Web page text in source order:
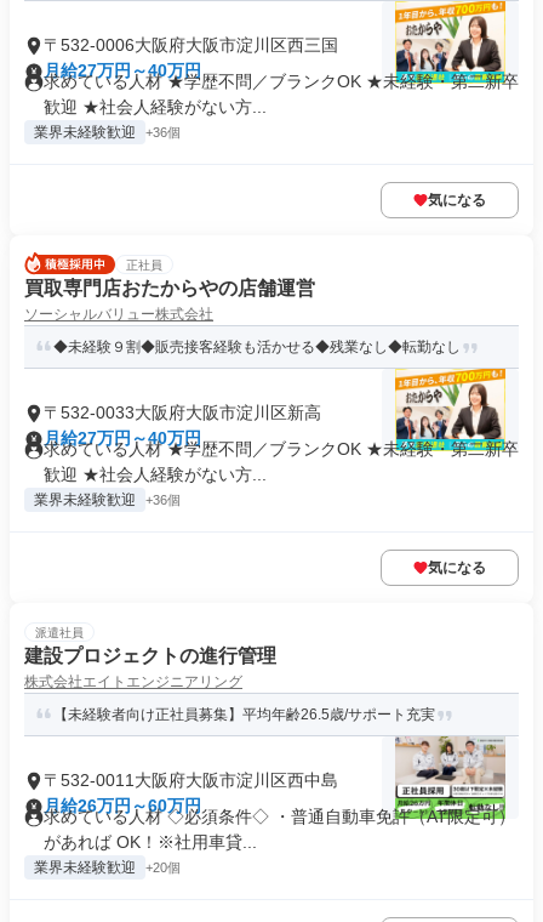
〒532-0006大阪府大阪市淀川区西三国
月給27万円～40万円
求めている人材 ★学歴不問／ブランクOK ★未経験・第二新卒
歓迎 ★社会人経験がない方...
業界未経験歓迎 +36個
気になる
正社員
買取専門店おたからやの店舗運営
ソーシャルバリュー株式会社
◆未経験９割◆販売接客経験も活かせる◆残業なし◆転勤なし
〒532-0033大阪府大阪市淀川区新高
月給27万円～40万円
求めている人材 ★学歴不問／ブランクOK ★未経験・第二新卒
歓迎 ★社会人経験がない方...
業界未経験歓迎 +36個
気になる
派遣社員
建設プロジェクトの進行管理
株式会社エイトエンジニアリング
【未経験者向け正社員募集】平均年齢26.5歳/サポート充実
〒532-0011大阪府大阪市淀川区西中島
月給26万円～60万円
求めている人材 ◇必須条件◇ ・普通自動車免許（AT限定可）
があれば OK！※社用車貸...
業界未経験歓迎 +20個